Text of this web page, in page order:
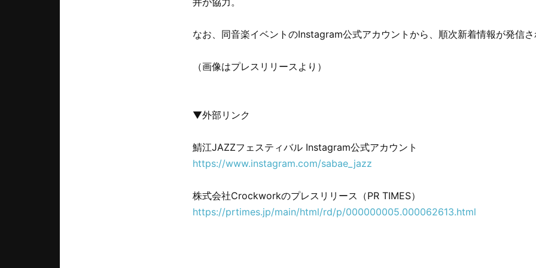
なお、同音楽イベントのInstagram公式アカウントから、順次新着情報が発信さ
（画像はプレスリリースより）
▼外部リンク
鯖江JAZZフェスティバル Instagram公式アカウント
https://www.instagram.com/sabae_jazz
株式会社Crockworkのプレスリリース（PR TIMES）
https://prtimes.jp/main/html/rd/p/000000005.000062613.html